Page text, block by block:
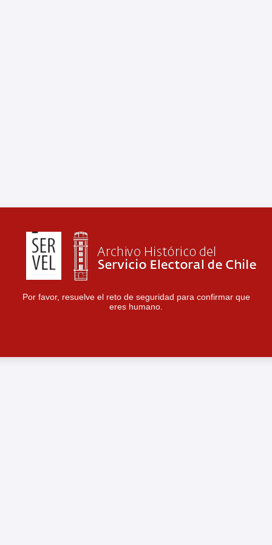
Por favor, resuelve el reto de seguridad para confirmar que
eres humano.